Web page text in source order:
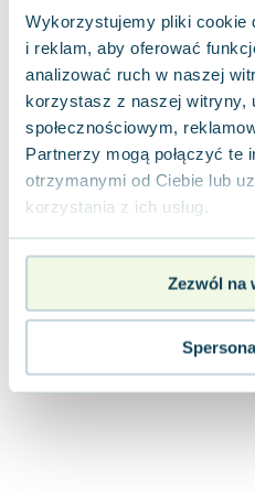
Wykorzystujemy pliki cookie
i reklam, aby oferować
analizować ruch w naszej
korzystasz z naszej witryny,
społecznościowym,
Partnerzy mogą połączyć te
otrzymanymi od Ciebie lub
korzystania z ich usług.
Zezwól na
Ajahn Brahm
Lucinda Riley
Jacek Walkiewicz